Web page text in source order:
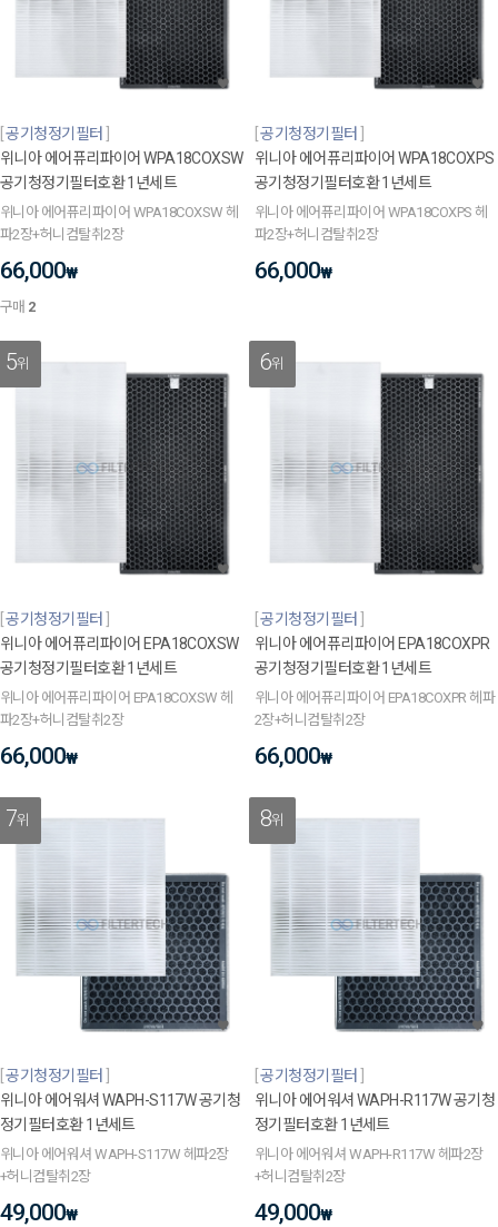
공기청정기필터
위니아 에어퓨리파이어 WPA18COXSW
공기청정기필터호환 1년세트
위니아 에어퓨리파이어 WPA18COXSW 헤
파2장+허니컴탈취2장
66,000₩
구매 2
공기청정기필터
위니아 에어퓨리파이어 WPA18COXPS
공기청정기필터호환 1년세트
위니아 에어퓨리파이어 WPA18COXPS 헤
파2장+허니컴탈취2장
66,000₩
5위
공기청정기필터
위니아 에어퓨리파이어 EPA18COXSW
공기청정기필터호환 1년세트
위니아 에어퓨리파이어 EPA18COXSW 헤
파2장+허니컴탈취2장
66,000₩
6위
공기청정기필터
위니아 에어퓨리파이어 EPA18COXPR
공기청정기필터호환 1년세트
위니아 에어퓨리파이어 EPA18COXPR 헤파
2장+허니컴탈취2장
66,000₩
7위
공기청정기필터
위니아 에어워셔 WAPH-S117W 공기청
정기필터호환 1년세트
위니아 에어워셔 WAPH-S117W 헤파2장
+허니컴탈취2장
49,000₩
8위
공기청정기필터
위니아 에어워셔 WAPH-R117W 공기청
정기필터호환 1년세트
위니아 에어워셔 WAPH-R117W 헤파2장
+허니컴탈취2장
49,000₩